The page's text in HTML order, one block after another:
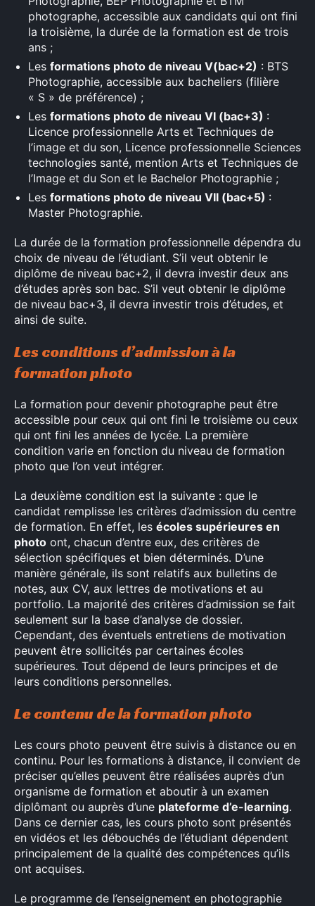
photographe, accessible aux candidats qui ont fini
la troisième, la durée de la formation est de trois
ans ;
Les formations photo de niveau V(bac+2) : BTS
Photographie, accessible aux bacheliers (filière
« S » de préférence) ;
Les formations photo de niveau VI (bac+3) :
Licence professionnelle Arts et Techniques de
l’image et du son, Licence professionnelle Sciences
technologies santé, mention Arts et Techniques de
l’Image et du Son et le Bachelor Photographie ;
Les formations photo de niveau VII (bac+5) :
Master Photographie.
La durée de la formation professionnelle dépendra du
choix de niveau de l’étudiant. S’il veut obtenir le
diplôme de niveau bac+2, il devra investir deux ans
d’études après son bac. S’il veut obtenir le diplôme
de niveau bac+3, il devra investir trois d’études, et
ainsi de suite.
Les conditions d’admission à la
formation photo
La formation pour devenir photographe peut être
accessible pour ceux qui ont fini le troisième ou ceux
qui ont fini les années de lycée. La première
condition varie en fonction du niveau de formation
photo que l’on veut intégrer.
La deuxième condition est la suivante : que le
candidat remplisse les critères d’admission du centre
de formation. En effet, les écoles supérieures en
photo ont, chacun d’entre eux, des critères de
sélection spécifiques et bien déterminés. D’une
manière générale, ils sont relatifs aux bulletins de
notes, aux CV, aux lettres de motivations et au
portfolio. La majorité des critères d’admission se fait
seulement sur la base d’analyse de dossier.
Cependant, des éventuels entretiens de motivation
peuvent être sollicités par certaines écoles
supérieures. Tout dépend de leurs principes et de
leurs conditions personnelles.
Le contenu de la formation photo
Les cours photo peuvent être suivis à distance ou en
continu. Pour les formations à distance, il convient de
préciser qu’elles peuvent être réalisées auprès d’un
organisme de formation et aboutir à un examen
diplômant ou auprès d’une plateforme d’e-learning.
Dans ce dernier cas, les cours photo sont présentés
en vidéos et les débouchés de l’étudiant dépendent
principalement de la qualité des compétences qu’ils
ont acquises.
Le programme de l’enseignement en photographie